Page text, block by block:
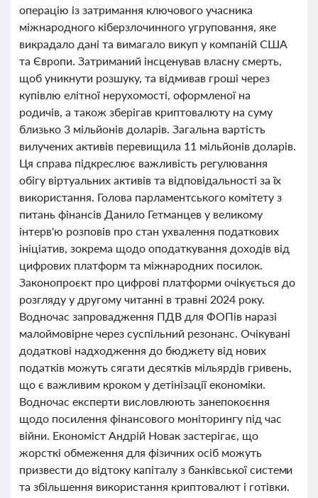
операцію із затримання ключового учасника
міжнародного кіберзлочинного угруповання, яке
викрадало дані та вимагало викуп у компаній США
та Європи. Затриманий інсценував власну смерть,
щоб уникнути розшуку, та відмивав гроші через
купівлю елітної нерухомості, оформленої на
родичів, а також зберігав криптовалюту на суму
близько 3 мільйонів доларів. Загальна вартість
вилучених активів перевищила 11 мільйонів доларів.
Ця справа підкреслює важливість регулювання
обігу віртуальних активів та відповідальності за їх
використання. Голова парламентського комітету з
питань фінансів Данило Гетманцев у великому
інтерв'ю розповів про стан ухвалення податкових
ініціатив, зокрема щодо оподаткування доходів від
цифрових платформ та міжнародних посилок.
Законопроєкт про цифрові платформи очікується до
розгляду у другому читанні в травні 2024 року.
Водночас запровадження ПДВ для ФОПів наразі
малоймовірне через суспільний резонанс. Очікувані
додаткові надходження до бюджету від нових
податків можуть сягати десятків мільярдів гривень,
що є важливим кроком у детінізації економіки.
Водночас експерти висловлюють занепокоєння
щодо посилення фінансового моніторингу під час
війни. Економіст Андрій Новак застерігає, що
жорсткі обмеження для фізичних осіб можуть
призвести до відтоку капіталу з банківської системи
та збільшення використання криптовалют і готівки.